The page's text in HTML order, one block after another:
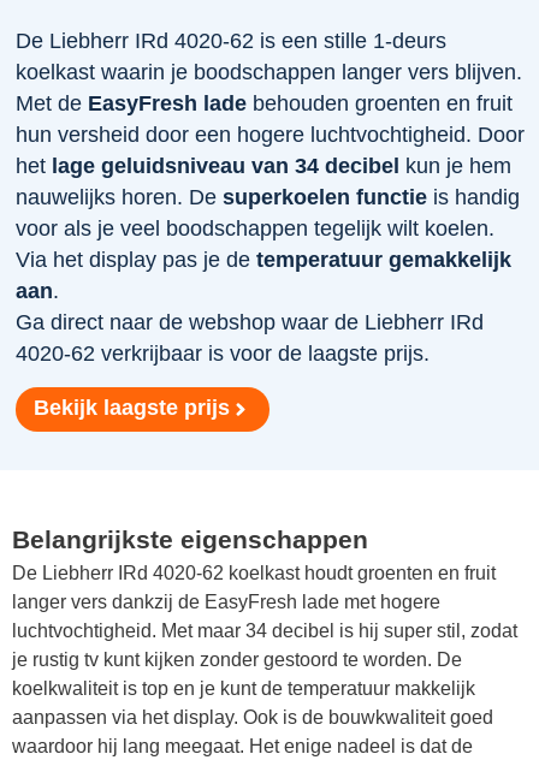
De Liebherr IRd 4020-62 is een stille 1-deurs
koelkast waarin je boodschappen langer vers blijven.
Met de EasyFresh lade behouden groenten en fruit
hun versheid door een hogere luchtvochtigheid. Door
het lage geluidsniveau van 34 decibel kun je hem
nauwelijks horen. Desuperkoelen functie is handig
voor als je veel boodschappen tegelijk wilt koelen.
Via het display pas je detemperatuur gemakkelijk
aan.
Ga direct naar de webshop waar de Liebherr IRd
4020-62 verkrijbaar is voor de laagste prijs.
Bekijk laagste prijs
Belangrijkste eigenschappen
De Liebherr IRd 4020-62 koelkast houdt groenten en fruit
langer vers dankzij de EasyFresh lade met hogere
luchtvochtigheid. Met maar 34 decibel is hij super stil, zodat
je rustig tv kunt kijken zonder gestoord te worden. De
koelkwaliteit is top en je kunt de temperatuur makkelijk
aanpassen via het display. Ook is de bouwkwaliteit goed
waardoor hij lang meegaat. Het enige nadeel is dat de